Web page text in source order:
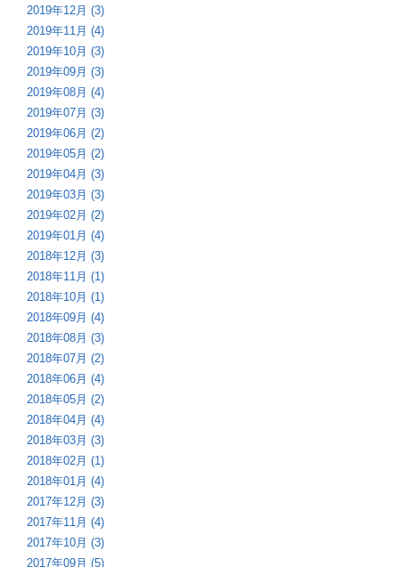
2019年12月 (3)
2019年11月 (4)
2019年10月 (3)
2019年09月 (3)
2019年08月 (4)
2019年07月 (3)
2019年06月 (2)
2019年05月 (2)
2019年04月 (3)
2019年03月 (3)
2019年02月 (2)
2019年01月 (4)
2018年12月 (3)
2018年11月 (1)
2018年10月 (1)
2018年09月 (4)
2018年08月 (3)
2018年07月 (2)
2018年06月 (4)
2018年05月 (2)
2018年04月 (4)
2018年03月 (3)
2018年02月 (1)
2018年01月 (4)
2017年12月 (3)
2017年11月 (4)
2017年10月 (3)
2017年09月 (5)